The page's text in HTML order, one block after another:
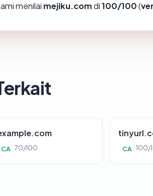
menilai mejiku.comdi100/100(
CA 70/100 CA 100/